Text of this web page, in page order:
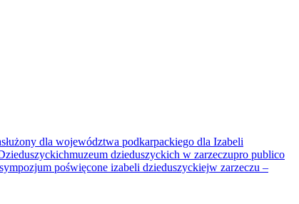
dla województwa podkarpackiego dla Izabeli
muzeum dzieduszyckich w zarzeczupro publico
sympozjum poświęcone izabeli dzieduszyckiejw zarzeczu –